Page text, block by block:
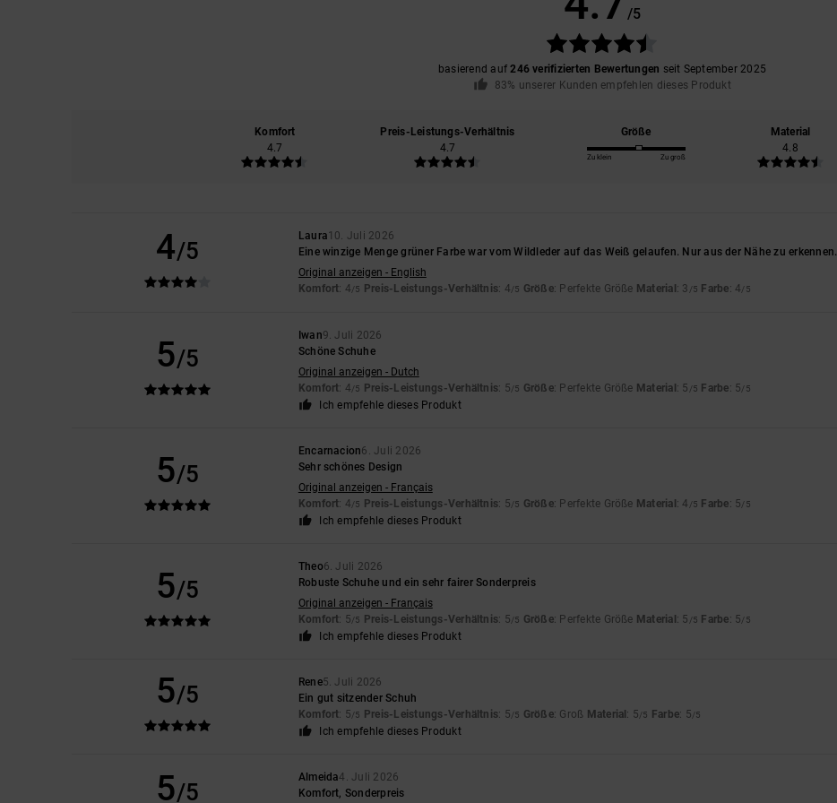
/5
basierend auf246 verifizierten Bewertungen seit September 2025
83% unserer Kunden empfehlen dieses Produkt
Komfort
4.7
Preis-Leistungs-Verhältnis
4.7
Größe
Zu klein Zu groß
Material
4.8
4/5
Laura10. Juli 2026
Eine winzige Menge grüner Farbe war vom Wildleder auf das Weiß gelaufen. Nur aus der Nähe zu erkennen.
Original anzeigen - English
Komfort: 4/5 Preis-Leistungs-Verhältnis: 4/5 Größe: Perfekte Größe Material : 3 /5 Farbe: 4/5
5/5
Iwan9. Juli 2026
Schöne Schuhe
Original anzeigen - Dutch
Komfort: 4/5 Preis-Leistungs-Verhältnis: 5/5 Größe: Perfekte Größe Material : 5 /5 Farbe: 5/5
Ich empfehle dieses Produkt
5/5
Encarnacion6. Juli 2026
Sehr schönes Design
Original anzeigen - Français
Komfort: 4/5 Preis-Leistungs-Verhältnis: 5/5 Größe: Perfekte Größe Material : 4 /5 Farbe: 5/5
Ich empfehle dieses Produkt
5/5
Theo6. Juli 2026
Robuste Schuhe und ein sehr fairer Sonderpreis
Original anzeigen - Français
Komfort: 5/5 Preis-Leistungs-Verhältnis: 5/5 Größe: Perfekte Größe Material : 5 /5 Farbe: 5/5
Ich empfehle dieses Produkt
5/5 Rene5. Juli 2026
Ein gut sitzender Schuh
Komfort: 5/5 Preis-Leistungs-Verhältnis: 5/5 Größe: Groß Material : 5/5 Farbe: 5/5
Ich empfehle dieses Produkt
5/5
Almeida4. Juli 2026
Komfort, Sonderpreis